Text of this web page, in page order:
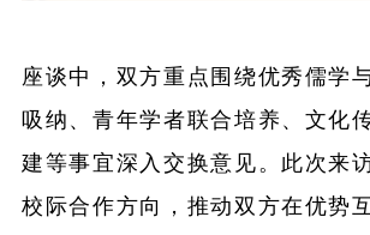
座谈中，双方重点围绕优秀儒学
吸纳、青年学者联合培养、文化
建等事宜深入交换意见。此次来
校际合作方向，推动双方在优势